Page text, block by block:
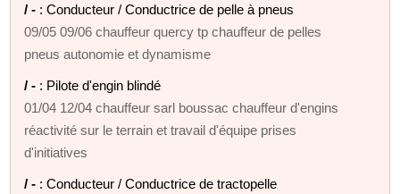
/ - : Conducteur / Conductrice de pelle à pneus
09/05 09/06 chauffeur quercy tp chauffeur de pelles
pneus autonomie et dynamisme
/ - : Pilote d'engin blindé
01/04 12/04 chauffeur sarl boussac chauffeur d'engins
réactivité sur le terrain et travail d'équipe prises
d'initiatives
/ - : Conducteur / Conductrice de tractopelle